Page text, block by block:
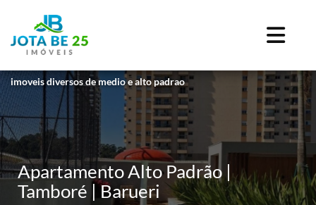
imoveis diversos de medio e alto padrao
Apartamento Alto Padrão |
Tamboré | Barueri